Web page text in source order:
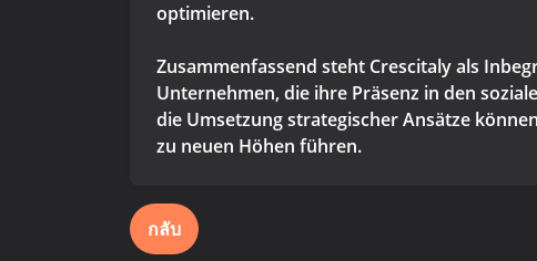
optimieren.
Zusammenfassend steht Crescitaly als
Unternehmen, die ihre Präsenz in den
die Umsetzung strategischer Ansätze
zu neuen Höhen führen.
กลับ